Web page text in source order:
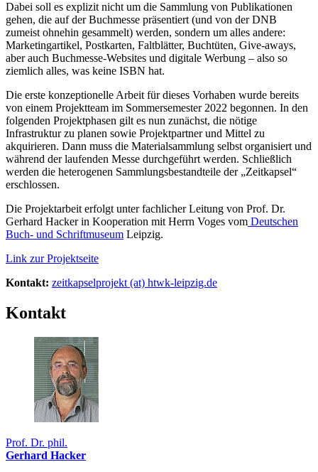
Dabei soll es explizit nicht um die Sammlung von Publikationen
gehen, die auf der Buchmesse präsentiert (und von der DNB
zumeist ohnehin gesammelt) werden, sondern um alles andere:
Marketingartikel, Postkarten, Faltblätter, Buchtüten, Give-aways,
aber auch Buchmesse-Websites und digitale Werbung – also so
ziemlich alles, was keine ISBN hat.
Die erste konzeptionelle Arbeit für dieses Vorhaben wurde bereits
von einem Projektteam im Sommersemester 2022 begonnen. In den
folgenden Projektphasen gilt es nun zunächst, die nötige
Infrastruktur zu planen sowie Projektpartner und Mittel zu
akquirieren. Dann muss die Materialsammlung selbst organisiert und
während der laufenden Messe durchgeführt werden. Schließlich
werden die heterogenen Sammlungsbestandteile der „Zeitkapsel“
erschlossen.
Die Projektarbeit erfolgt unter fachlicher Leitung von Prof. Dr.
Gerhard Hacker in Kooperation mit Herrn Voges vom Deutschen
Buch- und Schriftmuseum Leipzig.
Link zur Projektseite
Kontakt: zeitkapselprojekt (at) htwk-leipzig.de
Kontakt
Prof. Dr. phil.
Gerhard Hacker